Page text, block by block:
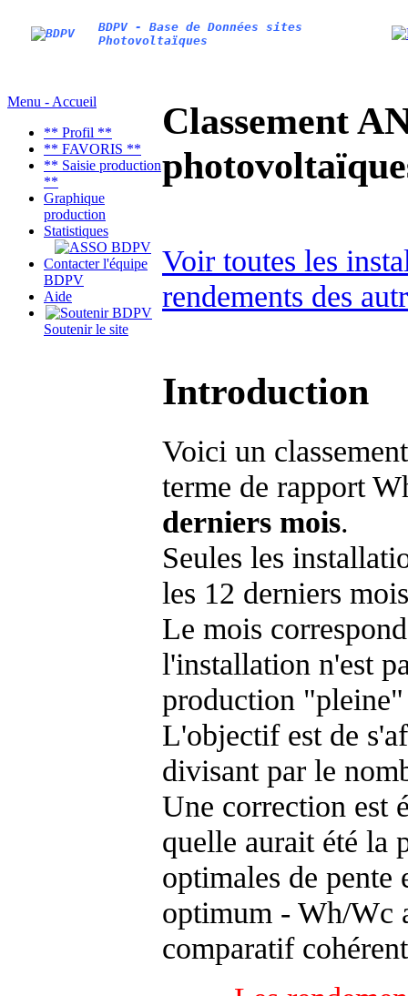
BDPV - Base de Données sites
Photovoltaïques
Menu - Accueil
** Profil **
** FAVORIS **
** Saisie production
**
Graphique
production
Statistiques
Contacter l'équipe
BDPV
Aide
Soutenir le site
Classement
Voir toutes les
rendements des
Introduction
Voici un
terme de rapport
derniers mois.
Seules les
les 12 derniers
Le mois
l'installation n'est
production "pleine"
L'objectif est de
divisant par le
Une correction est
quelle aurait été la
optimales de
optimum - Wh/Wc
comparatif